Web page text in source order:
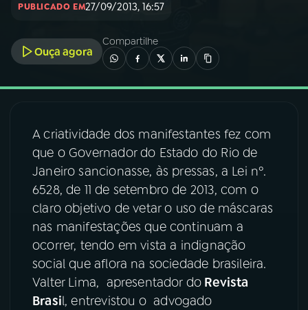
04PROGRAMAS
05PODCASTS
06VIDEOCASTS
ÚLTIMAS
PUBLICADO EM27/09/2013, 16:57
Ouça agora
Compartilhe
A criatividade dos manifestantes fez com
que o Governador do Estado do Rio de
Janeiro sancionasse, às pressas, a Lei nº.
6528, de 11 de setembro de 2013, com o
claro objetivo de vetar o uso de máscaras
nas manifestações que continuam a
ocorrer, tendo em vista a indignação
social que aflora na sociedade brasileira.
Valter Lima, apresentador do Revista
Brasil, entrevistou o advogado